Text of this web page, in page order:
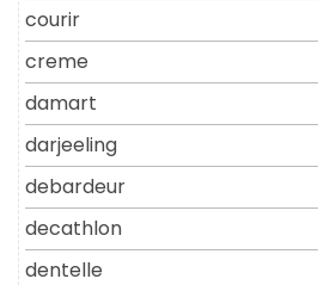
courir
creme
damart
darjeeling
debardeur
decathlon
dentelle